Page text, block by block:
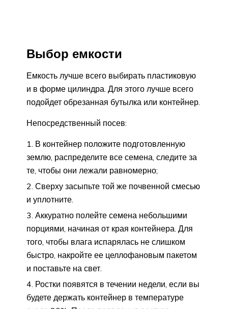
Выбор емкости
Емкость лучше всего выбирать пластиковую
и в форме цилиндра. Для этого лучше всего
подойдет обрезанная бутылка или контейнер.
Непосредственный посев:
В контейнер положите подготовленную
землю, распределите все семена, следите за
те, чтобы они лежали равномерно;
Сверху засыпьте той же почвенной смесью
и уплотните.
Аккуратно полейте семена небольшими
порциями, начиная от края контейнера. Для
того, чтобы влага испарялась не слишком
быстро, накройте ее целлофановым пакетом
и поставьте на свет.
Ростки появятся в течении недели, если вы
будете держать контейнер в температуре